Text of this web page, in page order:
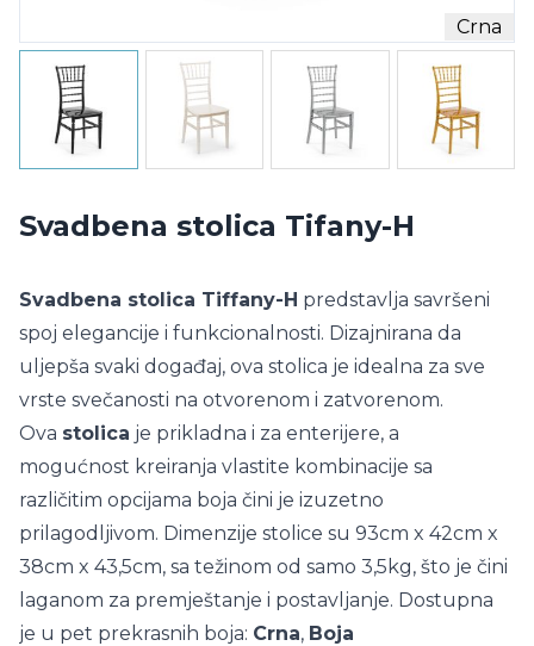
Crna
Svadbena stolica Tifany-H
Svadbena stolica Tiffany-H predstavlja savršeni
spoj elegancije i funkcionalnosti. Dizajnirana da
uljepša svaki događaj, ova stolica je idealna za sve
vrste svečanosti na otvorenom i zatvorenom.
Ova stolica je prikladna i za enterijere, a
mogućnost kreiranja vlastite kombinacije sa
različitim opcijama boja čini je izuzetno
prilagodljivom. Dimenzije stolice su 93cm x 42cm x
38cm x 43,5cm, sa težinom od samo 3,5kg, što je čini
laganom za premještanje i postavljanje. Dostupna
je u pet prekrasnih boja: Crna, Boja